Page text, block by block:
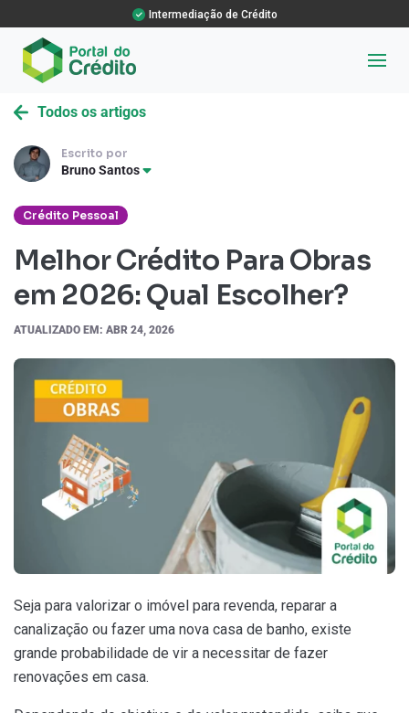
Intermediação de Crédito
Todos os artigos
Escrito por
Bruno Santos
Crédito Pessoal
Melhor Crédito Para Obras
em 2026: Qual Escolher?
ATUALIZADO EM: ABR 24, 2026
Seja para valorizar o imóvel para revenda, reparar a
canalização ou fazer uma nova casa de banho, existe
grande probabilidade de vir a necessitar de fazer
renovações em casa.